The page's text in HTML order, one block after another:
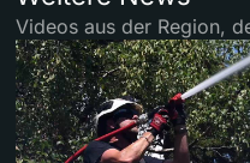
Videos aus der Region,